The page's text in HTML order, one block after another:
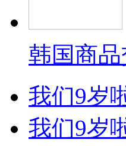
韩国商
我们9岁
我们9岁